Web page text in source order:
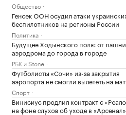
Общество
Генсек ООН осудил атаки
беспилотников на регионы России
Политика
Будущее Ходынского поля: от
аэродрома до города в городе
РБК и Stone
Футболисты «Сочи» из-за закрытия
аэропорта не смогли вылететь на
Спорт
Винисиус продлил контракт с
на фоне слухов об уходе в «Арсенал»